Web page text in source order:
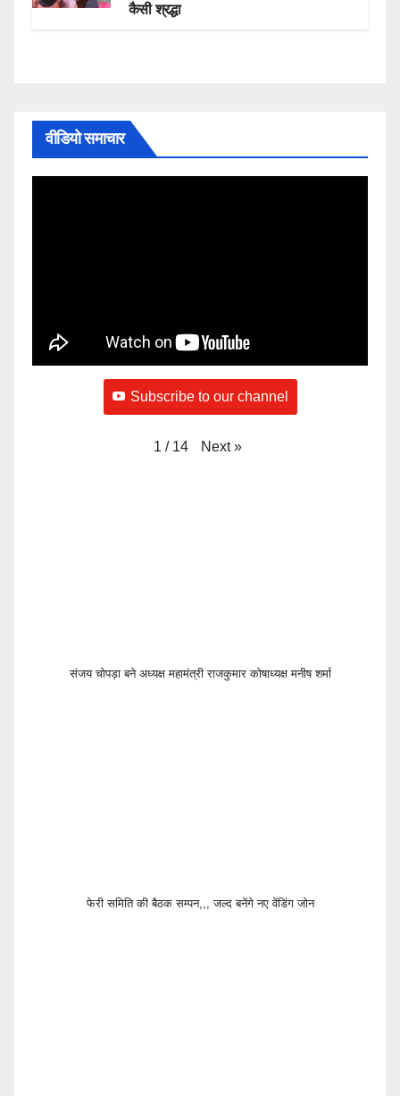
कैसी श्रद्धा
वीडियो समाचार
Subscribe to our channel
1 / 14 Next »
संजय चोपड़ा बने अध्यक्ष महामंत्री राजकुमार कोषाध्यक्ष मनीष शर्मा
फेरी समिति की बैठक सम्पन,,, जल्द बनेंगे नए वेंडिंग जोन